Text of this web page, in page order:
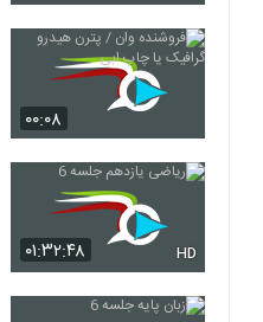
۰۰:۰۸
۰۱:۳۲:۴۸ HD